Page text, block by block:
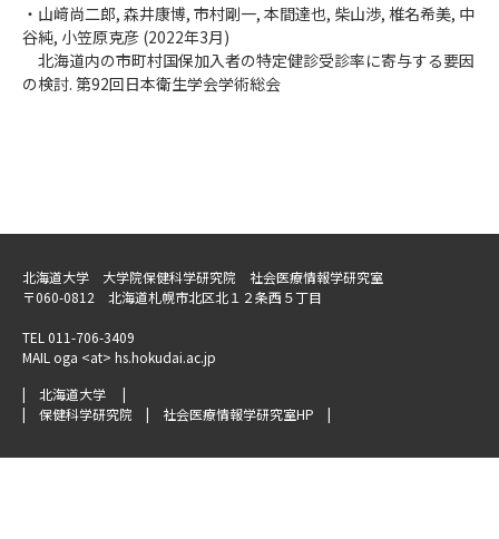
・山﨑尚二郎, 森井康博, 市村剛一, 本間達也, 柴山渉, 椎名希美, 中
谷純, 小笠原克彦 (2022年3月)
北海道内の市町村国保加入者の特定健診受診率に寄与する要因
の検討. 第92回日本衛生学会学術総会
北海道大学 大学院保健科学研究院 社会医療情報学研究室
〒060-0812 北海道札幌市北区北１２条西５丁目
TEL 011-706-3409
MAIL oga <at> hs.hokudai.ac.jp
| 北海道大学
|
| 保健科学研究院 | 社会医療情報学研究室HP |